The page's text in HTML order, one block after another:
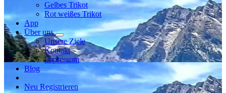
Gelbes Trikot
Rot weißes Trikot
App
Über uns
Unsere Ziele
Kontakt
Impressum
Blog
Neu Registrieren